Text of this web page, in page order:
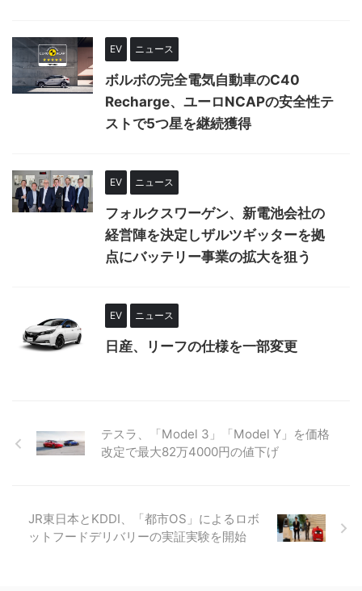
EV ニュース
ボルボの完全電気自動車のC40
Recharge、ユーロNCAPの安全性テ
ストで5つ星を継続獲得
EV ニュース
フォルクスワーゲン、新電池会社の
経営陣を決定しザルツギッターを拠
点にバッテリー事業の拡大を狙う
EV ニュース
日産、リーフの仕様を一部変更
テスラ、「Model 3」「Model Y」を価格
改定で最大82万4000円の値下げ
JR東日本とKDDI、「都市OS」によるロボ
ットフードデリバリーの実証実験を開始